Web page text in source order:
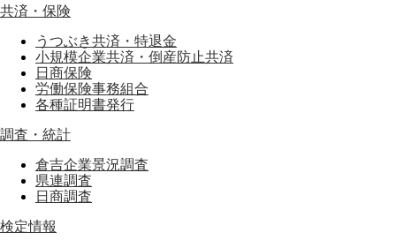
共済・保険
うつぶき共済・特退金
小規模企業共済・倒産防止共済
日商保険
労働保険事務組合
各種証明書発行
調査・統計
倉吉企業景況調査
県連調査
日商調査
検定情報